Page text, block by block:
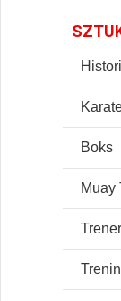
Boks
Muay
Trener